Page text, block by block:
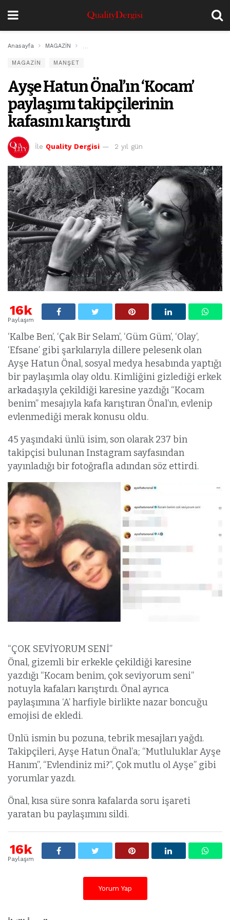
Anasayfa MAGAZİN
MAGAZİN MANŞET
Ayşe Hatun Önal’ın ‘Kocam’
paylaşımı takipçilerinin
kafasını karıştırdı
İle Quality Dergisi 2 yıl gün
16k
Paylaşım
‘Kalbe Ben’, ‘Çak Bir Selam’, ‘Güm Güm’, ‘Olay’,
‘Efsane’ gibi şarkılarıyla dillere pelesenk olan
Ayşe Hatun Önal, sosyal medya hesabında yaptığı
bir paylaşımla olay oldu. Kimliğini gizlediği erkek
arkadaşıyla çekildiği karesine yazdığı “Kocam
benim” mesajıyla kafa karıştıran Önal’ın, evlenip
evlenmediği merak konusu oldu.
45 yaşındaki ünlü isim, son olarak 237 bin
takipçisi bulunan Instagram sayfasından
yayınladığı bir fotoğrafla adından söz ettirdi.
“ÇOK SEVİYORUM SENİ”
Önal, gizemli bir erkekle çekildiği karesine
yazdığı “Kocam benim, çok seviyorum seni”
notuyla kafaları karıştırdı. Önal ayrıca
paylaşımına ‘A’ harfiyle birlikte nazar boncuğu
emojisi de ekledi.
Ünlü ismin bu pozuna, tebrik mesajları yağdı.
Takipçileri, Ayşe Hatun Önal’a; “Mutluluklar Ayşe
Hanım”, “Evlendiniz mi?”, Çok mutlu ol Ayşe” gibi
yorumlar yazdı.
Önal, kısa süre sonra kafalarda soru işareti
yaratan bu paylaşımını sildi.
16k
Paylaşım
Yorum Yap